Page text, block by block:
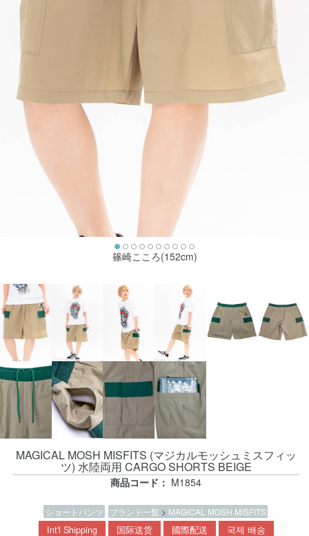
篠崎こころ(152cm)
MAGICAL MOSH MISFITS (マジカルモッシュミスフィッ
ツ) 水陸両用 CARGO SHORTS BEIGE
商品コード： M1854
ショートパンツ ブランド一覧 > MAGICAL MOSH MISFITS
Int'l Shipping 国际送货 國際配送 국제 배송